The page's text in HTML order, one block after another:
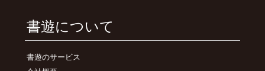
書遊について
書遊のサービス